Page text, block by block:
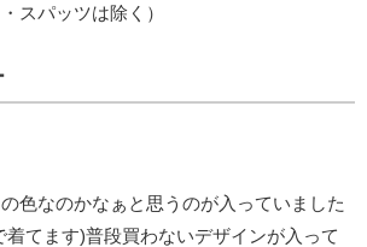
スパッツは除く）
色なのかなぁと思うのが入っていました
着てます)普段買わないデザインが入って